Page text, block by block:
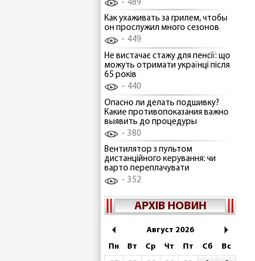
489
Как ухаживать за грилем, чтобы
он прослужил много сезонов
449
Не вистачає стажу для пенсії: що
можуть отримати українці після
65 років
440
Опасно ли делать подшивку?
Какие противопоказания важно
выявить до процедуры
380
Вентилятор з пультом
дистанційного керування: чи
варто переплачувати
352
АРХІВ НОВИН
Август 2026
Пн
Вт Ср Чт Пт Сб
Вс